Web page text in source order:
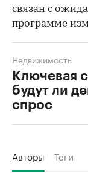
связан с
программе
Ключевая
будут ли
спрос
Недвижимость
Авторы Теги